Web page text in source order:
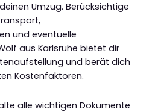
Umzug. Berücksichtige
und eventuelle
aus Karlsruhe bietet dir
und berät dich
Kostenfaktoren.
alle wichtigen Dokumente